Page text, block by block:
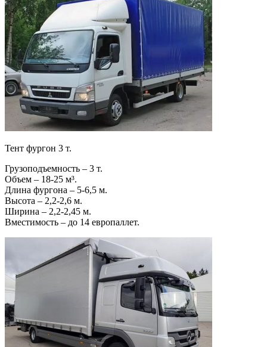
Тент фургон 3 т.
Грузоподъемность – 3 т.
Объем – 18-25 м³.
Длина фургона – 5-6,5 м.
Высота – 2,2-2,6 м.
Ширина – 2,2-2,45 м.
Вместимость – до 14 европаллет.